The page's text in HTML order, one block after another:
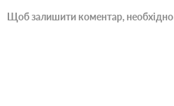
Щоб залишити коментар, необхідно